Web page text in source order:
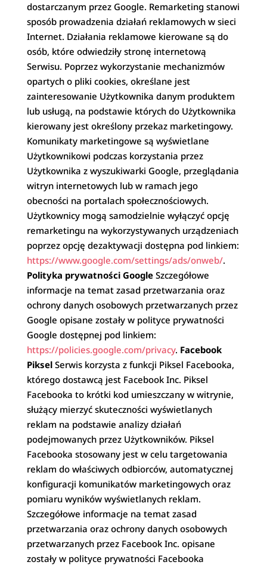
dostarczanym przez Google. Remarketing stanowi
sposób prowadzenia działań reklamowych w sieci
Internet. Działania reklamowe kierowane są do
osób, które odwiedziły stronę internetową
Serwisu. Poprzez wykorzystanie mechanizmów
opartych o pliki cookies, określane jest
zainteresowanie Użytkownika danym produktem
lub usługą, na podstawie których do Użytkownika
kierowany jest określony przekaz marketingowy.
Komunikaty marketingowe są wyświetlane
Użytkownikowi podczas korzystania przez
Użytkownika z wyszukiwarki Google, przeglądania
witryn internetowych lub w ramach jego
obecności na portalach społecznościowych.
Użytkownicy mogą samodzielnie wyłączyć opcję
remarketingu na wykorzystywanych urządzeniach
poprzez opcję dezaktywacji dostępna pod linkiem:
https://www.google.com/settings/ads/onweb/.
Polityka prywatności GoogleSzczegółowe
informacje na temat zasad przetwarzania oraz
ochrony danych osobowych przetwarzanych przez
Google opisane zostały w polityce prywatności
Google dostępnej pod linkiem:
https://policies.google.com/privacy. Facebook
PikselSerwis korzysta z funkcji Piksel Facebooka,
którego dostawcą jest Facebook Inc. Piksel
Facebooka to krótki kod umieszczany w witrynie,
służący mierzyć skuteczności wyświetlanych
reklam na podstawie analizy działań
podejmowanych przez Użytkowników. Piksel
Facebooka stosowany jest w celu targetowania
reklam do właściwych odbiorców, automatycznej
konfiguracji komunikatów marketingowych oraz
pomiaru wyników wyświetlanych reklam.
Szczegółowe informacje na temat zasad
przetwarzania oraz ochrony danych osobowych
przetwarzanych przez Facebook Inc. opisane
zostały w polityce prywatności Facebooka